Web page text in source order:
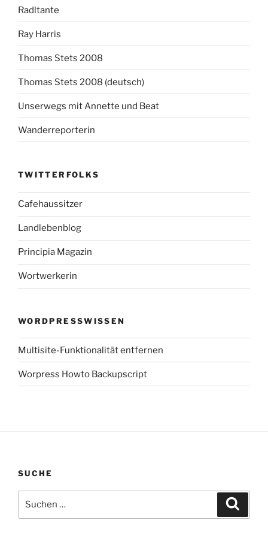
Radltante
Ray Harris
Thomas Stets 2008
Thomas Stets 2008 (deutsch)
Unserwegs mit Annette und Beat
Wanderreporterin
TWITTERFOLKS
Cafehaussitzer
Landlebenblog
Principia Magazin
Wortwerkerin
WORDPRESSWISSEN
Multisite-Funktionalität entfernen
Worpress Howto Backupscript
SUCHE
nach: